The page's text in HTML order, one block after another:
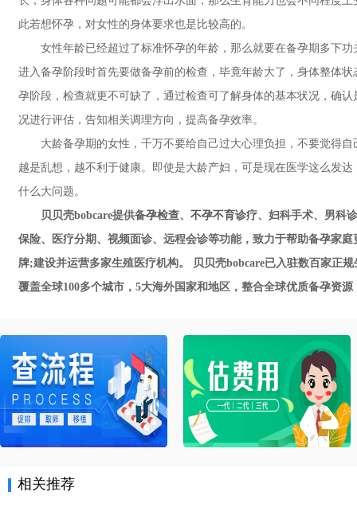
此若想怀孕，对女性的身体要求也是比较高的。
女性年龄已经超过了标准怀孕的年龄，那么就要在备孕期多下功
进入备孕阶段时首先要做备孕前的检查，毕竟年龄大了，身体整体
孕阶段，检查就更不可缺了，通过检查可了解身体的基本状况，确
况进行评估，告知相关调理方向，提高备孕效率。
大龄备孕期的女性，千万不要给自己过大心理负担，不要觉得自
越是乱想，越不利于健康。即使是大龄产妇，可是现在医学这么发
什么大问题。
贝贝壳bobcare提供备孕检查、 不孕不育诊疗、妇科手术、男科
保险、医疗分期、视频面诊、远程会诊等功能，致力于帮助备孕家
牌;建设并运营多家生殖医疗机构。 贝贝壳bobcare已入驻数百家正
覆盖全球100多个城市，5大海外国家和地区，整合全球优质备孕资
相关推荐